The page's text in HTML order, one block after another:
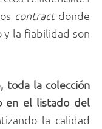
contractdonde
la fiabilidad son
, toda la colección
en el listado del
la calidad